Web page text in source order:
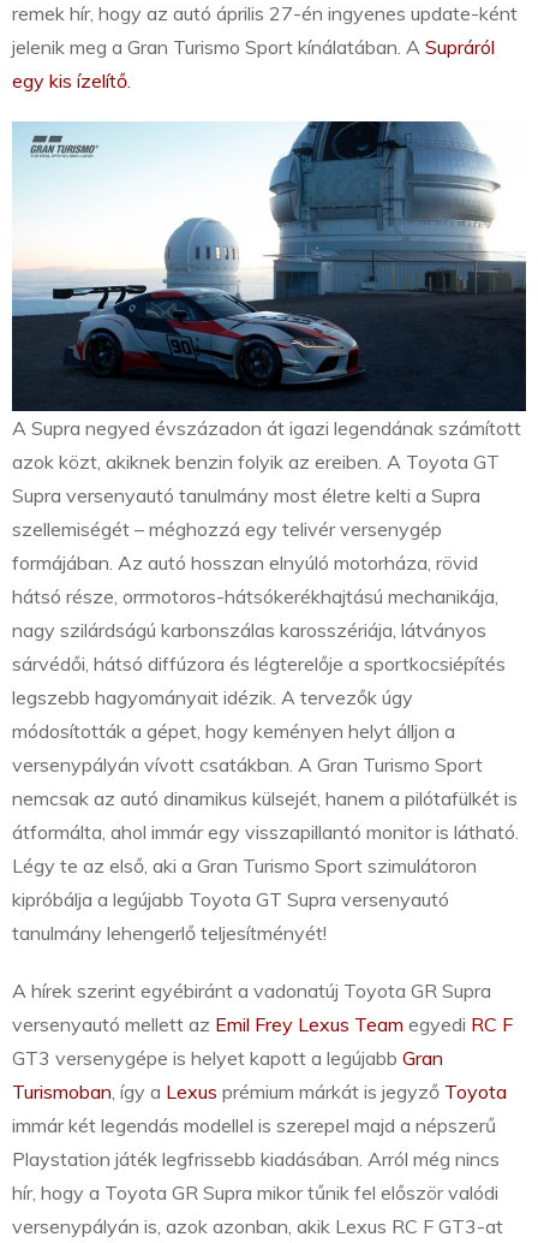
remek hír, hogy az autó április 27-én ingyenes update-ként
jelenik meg a Gran Turismo Sport kínálatában. A Supráról
egy kis ízelítő.
A Supra negyed évszázadon át igazi legendának számított
azok közt, akiknek benzin folyik az ereiben. A Toyota GT
Supra versenyautó tanulmány most életre kelti a Supra
szellemiségét – méghozzá egy telivér versenygép
formájában. Az autó hosszan elnyúló motorháza, rövid
hátsó része, orrmotoros-hátsókerékhajtású mechanikája,
nagy szilárdságú karbonszálas karosszériája, látványos
sárvédői, hátsó diffúzora és légterelője a sportkocsiépítés
legszebb hagyományait idézik. A tervezők úgy
módosították a gépet, hogy keményen helyt álljon a
versenypályán vívott csatákban. A Gran Turismo Sport
nemcsak az autó dinamikus külsejét, hanem a pilótafülkét is
átformálta, ahol immár egy visszapillantó monitor is látható.
Légy te az első, aki a Gran Turismo Sport szimulátoron
kipróbálja a legújabb Toyota GT Supra versenyautó
tanulmány lehengerlő teljesítményét!
A hírek szerint egyébiránt a vadonatúj Toyota GR Supra
versenyautó mellett az Emil Frey Lexus Team egyedi RC F
GT3 versenygépe is helyet kapott a legújabb Gran
Turismoban , így a Lexus prémium márkát is jegyző Toyota
immár két legendás modellel is szerepel majd a népszerű
Playstation játék legfrissebb kiadásában. Arról még nincs
hír, hogy a Toyota GR Supra mikor tűnik fel először valódi
versenypályán is, azok azonban, akik Lexus RC F GT3-at